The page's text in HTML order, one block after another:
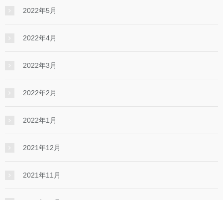
2022年5月
2022年4月
2022年3月
2022年2月
2022年1月
2021年12月
2021年11月